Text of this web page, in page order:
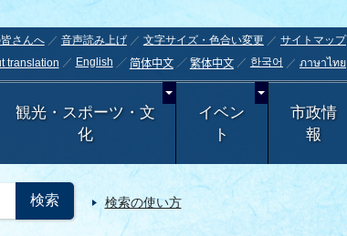
さんへ 音声読み上げ 文字サイズ・色合い変更
サイトマップ
translation
English 简体中文 繁体中文 한국어 ภาษาไทย
観光・スポーツ・文
化
イベン
ト
市政情
報
検索の使い方